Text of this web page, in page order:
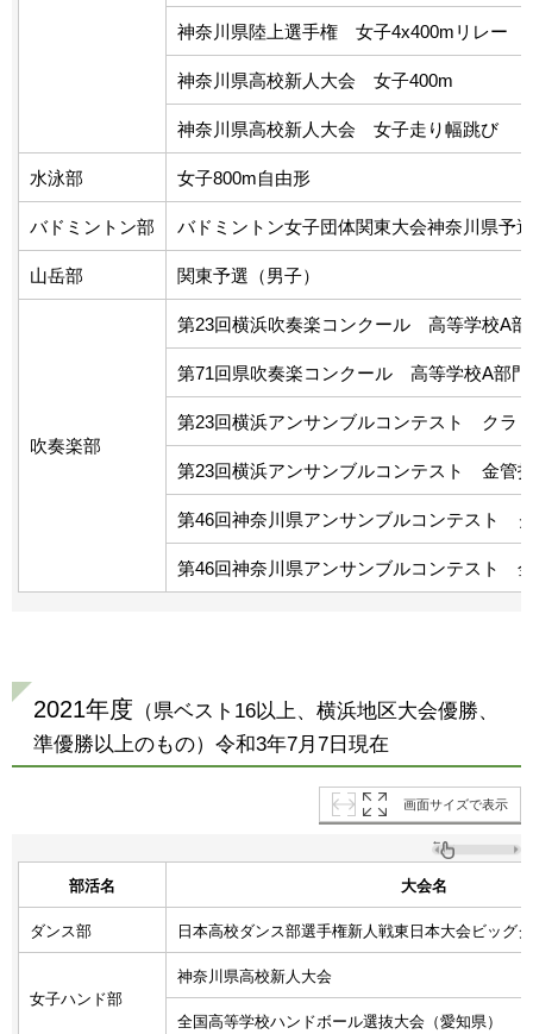
神奈川県陸上選手権 女子4x400mリレー
神奈川県高校新人大会 女子400m
神奈川県高校新人大会 女子走り幅跳び
水泳部 女子800m自由形
バドミントン部 バドミントン女子団体関東大会神奈川県予選
山岳部 関東予選（男子）
吹奏楽部
第23回横浜吹奏楽コンクール 高等学校A部
第71回県吹奏楽コンクール 高等学校A部門
第23回横浜アンサンブルコンテスト クラ
第23回横浜アンサンブルコンテスト 金管
第46回神奈川県アンサンブルコンテスト
第46回神奈川県アンサンブルコンテスト
2021年度 （県ベスト16以上、横浜地区大会優勝、
準優勝以上のもの）令和3年7月7日現在
画面サイズで表示
部活名 大会名
ダンス部 日本高校ダンス部選手権新人戦東日本大会ビッグ
女子ハンド部
神奈川県高校新人大会
全国高等学校ハンドボール選抜大会（愛知県）